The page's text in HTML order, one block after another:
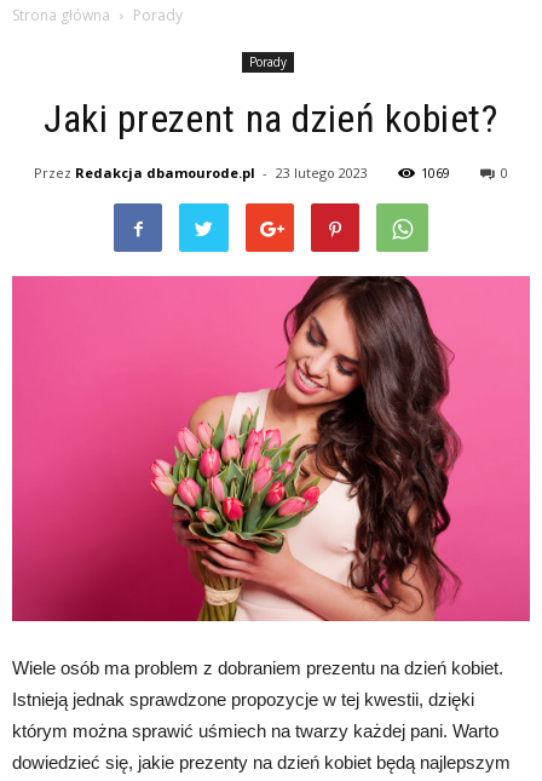
Strona główna Porady
Porady
Jaki prezent na dzień kobiet?
Przez Redakcja dbamourode.pl - 23 lutego 2023 1069 0
Wiele osób ma problem z dobraniem prezentu na dzień kobiet.
Istnieją jednak sprawdzone propozycje w tej kwestii, dzięki
którym można sprawić uśmiech na twarzy każdej pani. Warto
dowiedzieć się, jakie prezenty na dzień kobiet będą najlepszym